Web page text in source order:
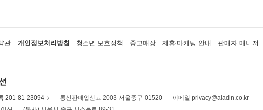
관 개인정보처리방침 청소년 보호정책 중고매장 제휴·마케팅 안내 판매자 매니저
201-81-23094 통신판매업신고 2003-서울중구-01520
이메일 privacy@aladin.co.kr